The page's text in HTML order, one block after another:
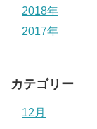
2018年
2017年
カテゴリー
12月